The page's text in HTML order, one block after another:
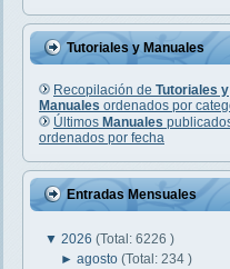
Tutoriales y Manuales
Recopilación de Tutoriales y
Manuales ordenados por
Últimos Manuales
ordenados por fecha
Entradas Mensuales
▼ 2026 (Total: 6226 )
►agosto(Total: 234 )